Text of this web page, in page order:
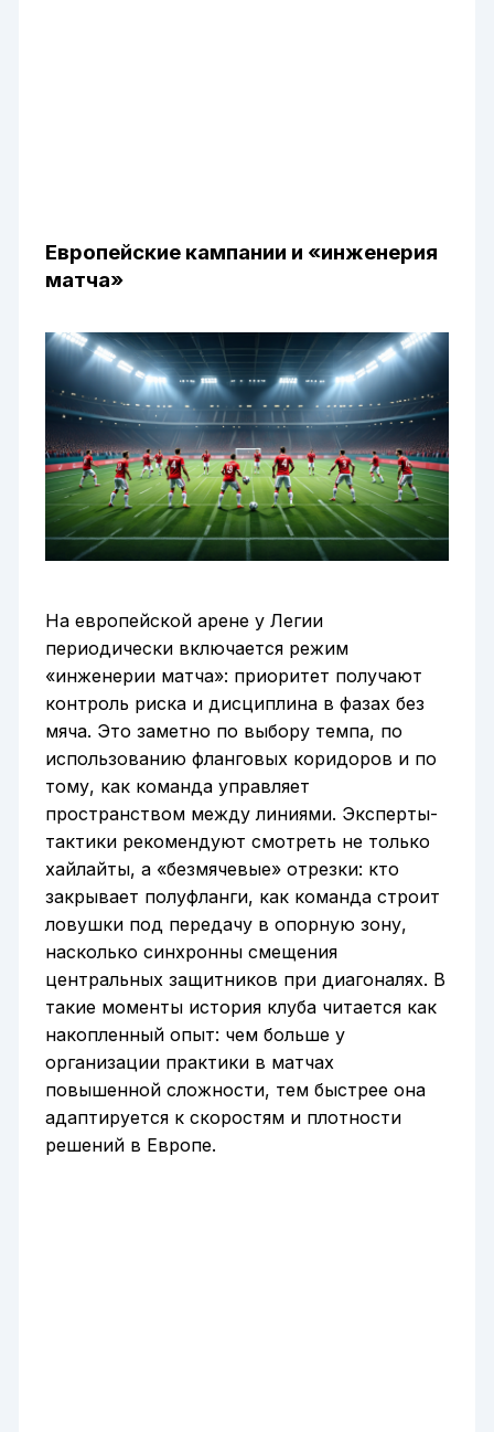
Европейские кампании и «инженерия
матча»
На европейской арене у Легии
периодически включается режим
«инженерии матча»: приоритет получают
контроль риска и дисциплина в фазах без
мяча. Это заметно по выбору темпа, по
использованию фланговых коридоров и по
тому, как команда управляет
пространством между линиями. Эксперты-
тактики рекомендуют смотреть не только
хайлайты, а «безмячевые» отрезки: кто
закрывает полуфланги, как команда строит
ловушки под передачу в опорную зону,
насколько синхронны смещения
центральных защитников при диагоналях. В
такие моменты история клуба читается как
накопленный опыт: чем больше у
организации практики в матчах
повышенной сложности, тем быстрее она
адаптируется к скоростям и плотности
решений в Европе.